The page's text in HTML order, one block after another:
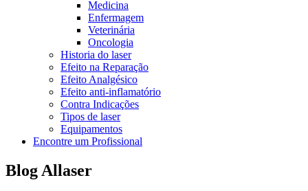
Medicina
Enfermagem
Veterinária
Oncologia
Historia do laser
Efeito na Reparação
Efeito Analgésico
Efeito anti-inflamatório
Contra Indicações
Tipos de laser
Equipamentos
Encontre um Profissional
Blog Allaser